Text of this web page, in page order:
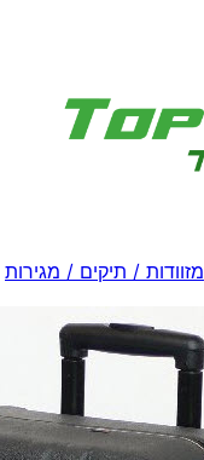
מזוודות / תיקים / מגירות